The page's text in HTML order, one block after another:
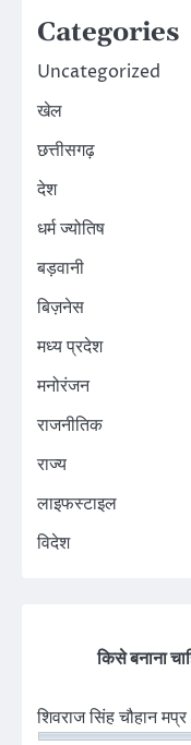
Categories
Uncategorized
खेल
छत्तीसगढ़
देश
धर्म ज्योतिष
बड़वानी
बिज़नेस
मध्य प्रदेश
मनोरंजन
राजनीतिक
राज्य
लाइफस्टाइल
विदेश
किसे बनाना
शिवराज सिंह चौहान मप्र